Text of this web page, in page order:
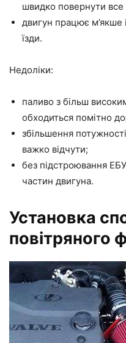
швидко повернути все
двигун працює
їзди.
Недоліки:
паливо з більш
обходиться помітно
збільшення
важко відчути;
без підстроювання
частин двигуна.
Установка
повітряного